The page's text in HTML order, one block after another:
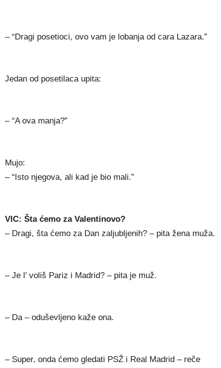
– “Dragi posetioci, ovo vam je lobanja od cara Lazara.”
Jedan od posetilaca upita:
– “A ova manja?”
Mujo:
– “Isto njegova, ali kad je bio mali.”
VIC: Šta ćemo za Valentinovo?
– Dragi, šta ćemo za Dan zaljubljenih? – pita žena muža.
– Je l’ voliš Pariz i Madrid? – pita je muž.
– Da – oduševljeno kaže ona.
– Super, onda ćemo gledati PSŽ i Real Madrid – reče